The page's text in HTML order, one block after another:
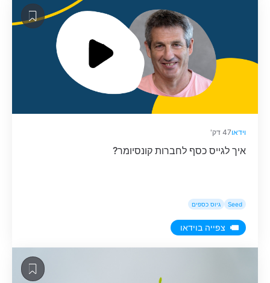
וידאו47 דק'
איך לגייס כסף לחברות קונסיומר?
Seed גיוס כספים
צפייה בוידאו